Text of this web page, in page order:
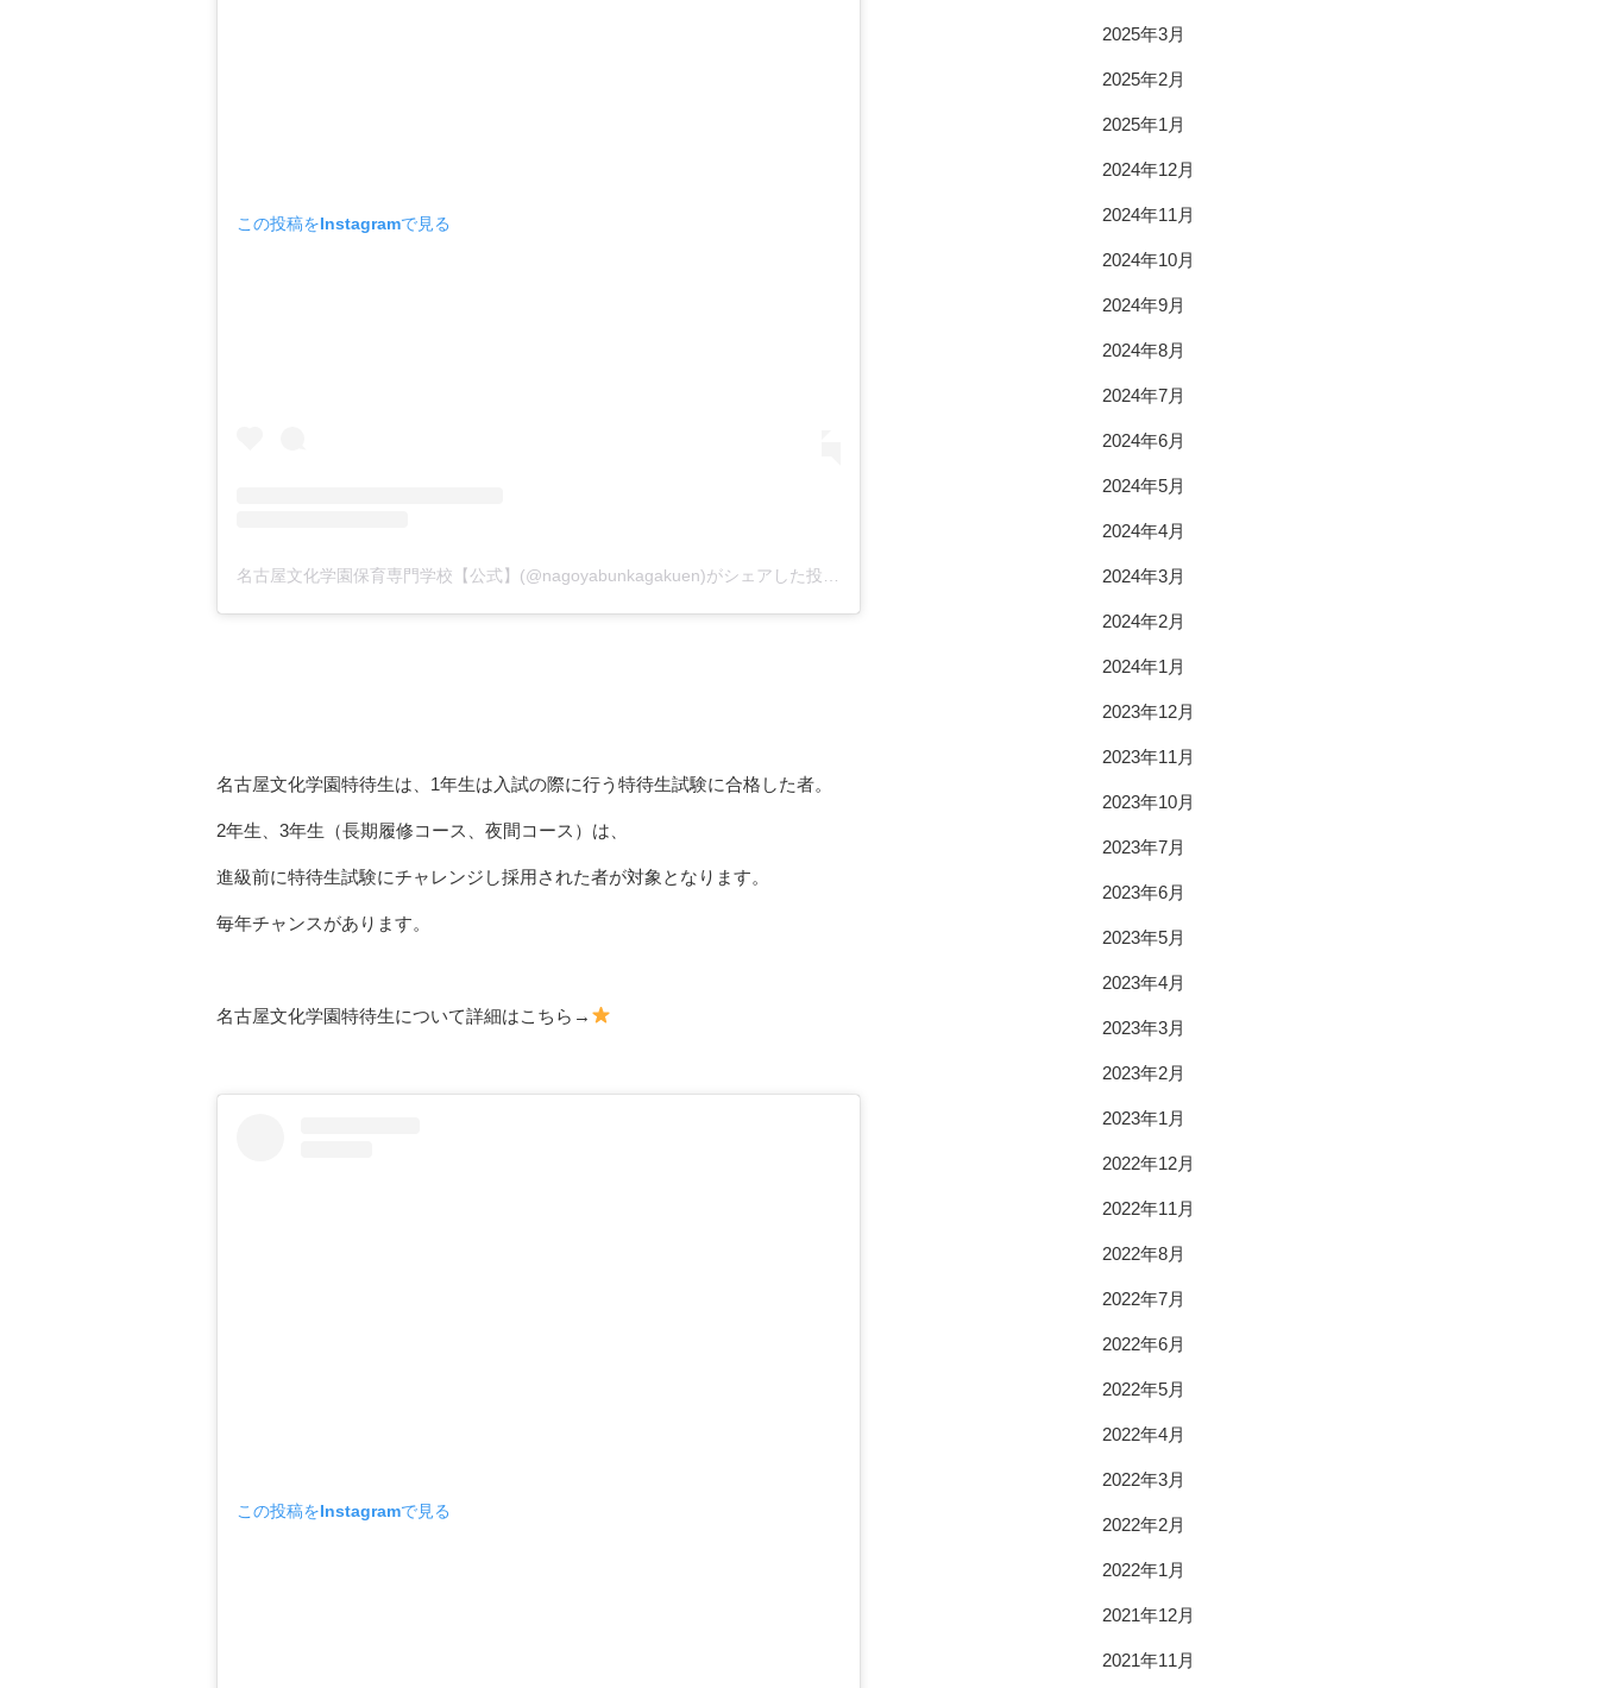
この投稿をInstagramで見る
2020年 9月月5日午前6時13分PDT
名古屋文化学園特待生は、1年生は入試の際に行う特待生試験に合格した者。
2年生、3年生（長期履修コース、夜間コース）は、
進級前に特待生試験にチャレンジし採用された者が対象となります。
毎年チャンスがあります。
名古屋文化学園特待生について詳細はこちら→
この投稿をInstagramで見る
2025年3月
2025年2月
2025年1月
2024年12月
2024年11月
2024年10月
2024年9月
2024年8月
2024年7月
2024年6月
2024年5月
2024年4月
2024年3月
2024年2月
2024年1月
2023年12月
2023年11月
2023年10月
2023年7月
2023年6月
2023年5月
2023年4月
2023年3月
2023年2月
2023年1月
2022年12月
2022年11月
2022年8月
2022年7月
2022年6月
2022年5月
2022年4月
2022年3月
2022年2月
2022年1月
2021年12月
2021年11月